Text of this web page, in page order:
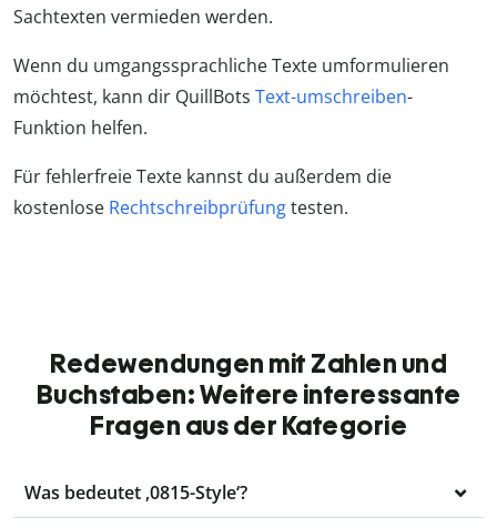
Sachtexten vermieden werden.
Wenn du umgangssprachliche Texte umformulieren
möchtest, kann dir QuillBots Text-umschreiben-
Funktion helfen.
Für fehlerfreie Texte kannst du außerdem die
kostenlose Rechtschreibprüfungtesten.
Redewendungen mit Zahlen und
Buchstaben: Weitere interessante
Fragen aus der Kategorie
Was bedeutet ‚0815-Style‘?